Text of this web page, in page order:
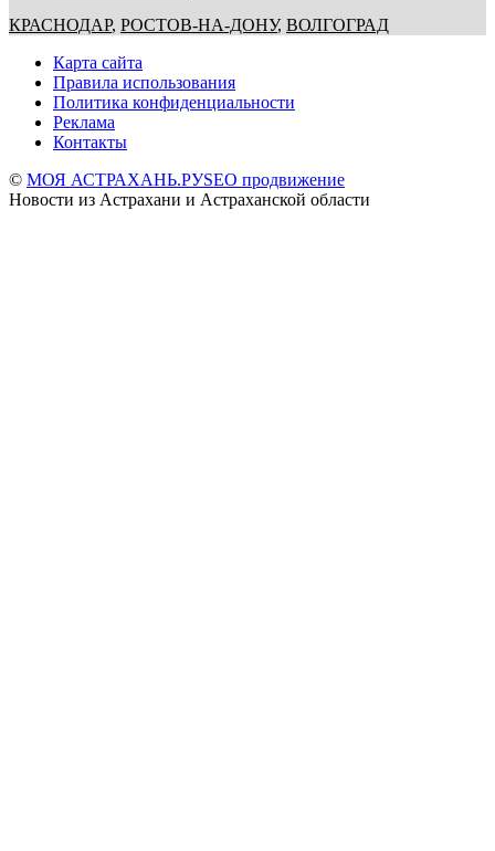
КРАСНОДАР, РОСТОВ-НА-ДОНУ, ВОЛГОГРАД
Карта сайта
Правила использования
Политика конфиденциальности
Реклама
Контакты
© МОЯ АСТРАХАНЬ.РУSEO продвижение
Новости из Астрахани и Астраханской области